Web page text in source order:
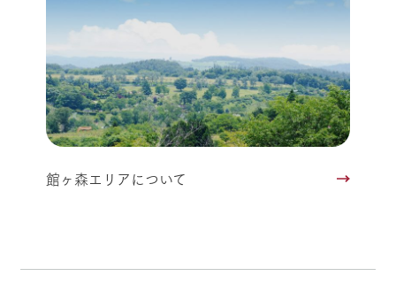
館ヶ森エリアについて